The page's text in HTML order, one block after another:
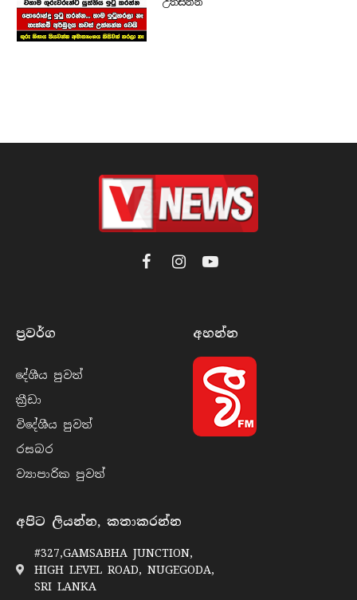
උත්සන්න
FacebookInstagramYouTube
ප්‍රවර්​ග
දේශීය පුව​ත්
ක්‍රී​ඩා
විදේශීය පුව​ත්
රසබ​ර
ව්‍යාපාරික පුව​ත්
අහන්​න
අපිට ලියන්න, කතාකරන්න
#327,GAMSABHA JUNCTION,
HIGH LEVEL ROAD, NUGEGODA,
SRI LANKA